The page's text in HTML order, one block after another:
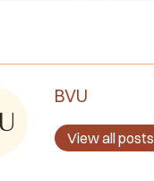
BVU
View all posts